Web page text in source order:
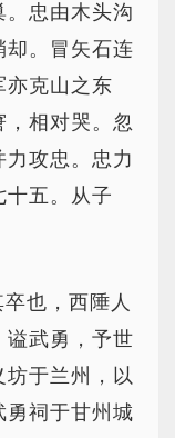
。忠由木头沟
却。冒矢石连
亦克山之东
相对哭。忽
攻忠。忠力
十五。从子
也，西陲人
谥武勇，予世
坊于兰州，以
勇祠于甘州城